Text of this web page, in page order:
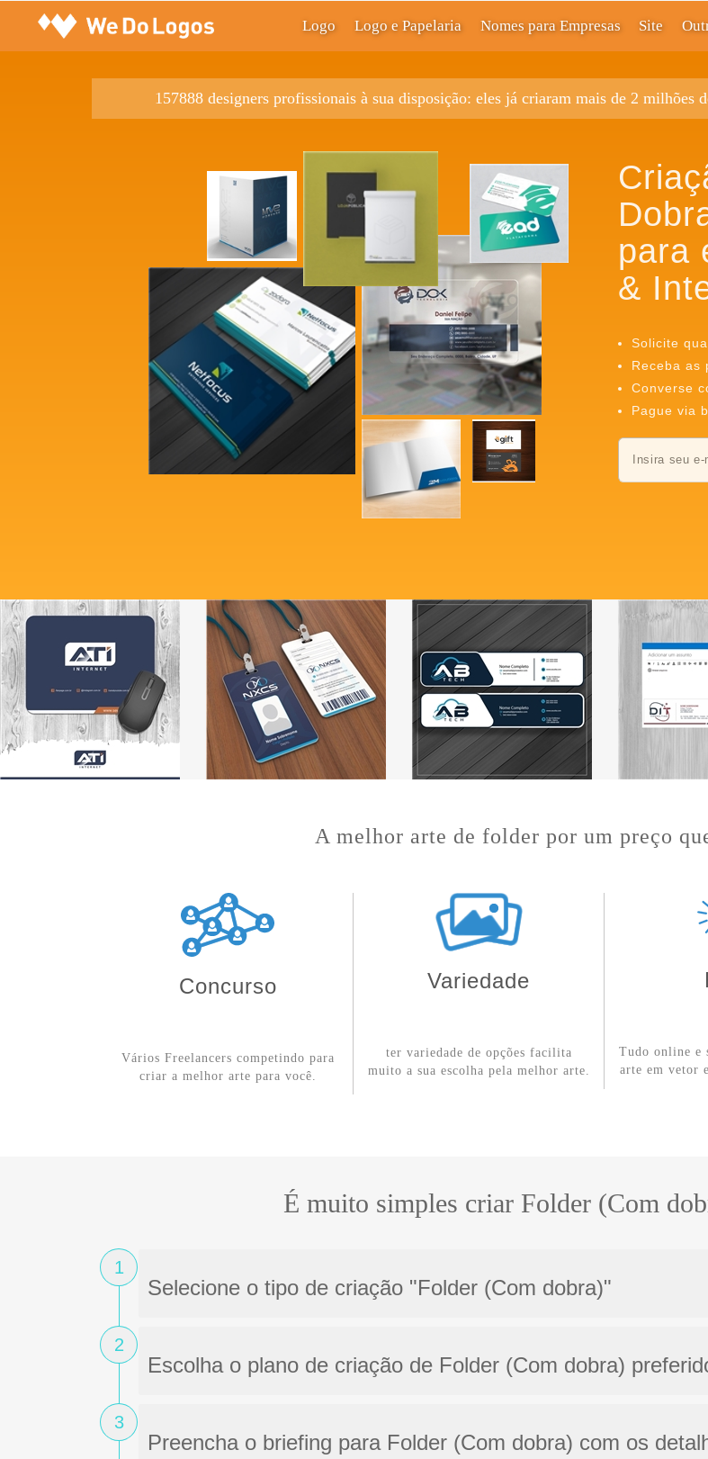
Logo Logo e Papelaria Nomes para Empresas Site
157888 designers profissionais à sua disposição: eles já criaram mais de 2 milhões
para
&
Solicite
Receba as
Converse
Pague via
A melhor arte de folder por um preço
Concurso
Vários Freelancers competindo para
criar a melhor arte para você.
Variedade
ter variedade de opções facilita
muito a sua escolha pela melhor arte.
Tudo online e
arte em vetor
É muito simples criar Folder (Com
1
Selecione o tipo de criação "Folder (Com dobra)"
2
Escolha o plano de criação de Folder (Com dobra)
3
Preencha o briefing para Folder (Com dobra) com os